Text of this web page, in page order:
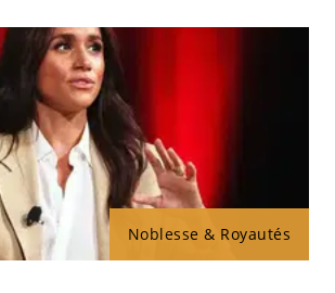
Noblesse & Royautés